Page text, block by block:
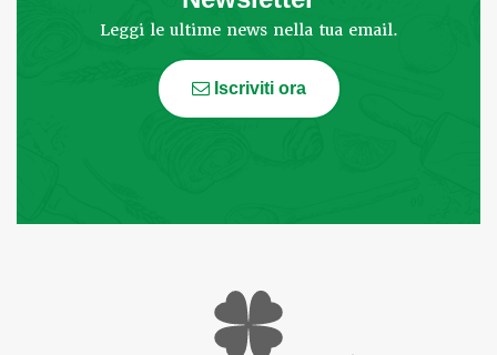
Leggi le ultime news nella tua email.
Iscriviti ora